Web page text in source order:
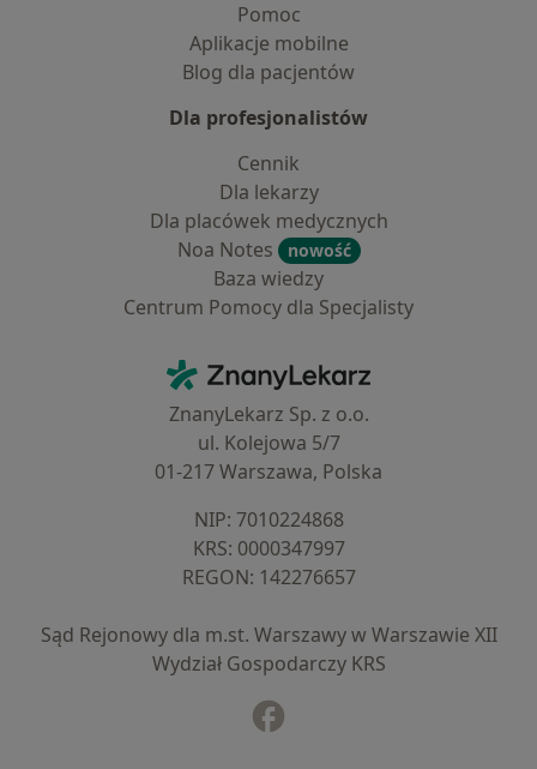
Pomoc
Aplikacje mobilne
Blog dla pacjentów
Dla profesjonalistów
Cennik
Dla lekarzy
Dla placówek medycznych
Noa Notes
nowość
Baza wiedzy
Centrum Pomocy dla Specjalisty
ZnanyLekarz - Strona główna
ZnanyLekarz Sp. z o.o.
ul. Kolejowa 5/7
01-217 Warszawa, Polska
NIP: ⁠7010224868
KRS: ⁠0000347997
REGON: ⁠142276657
Sąd Rejonowy dla m.st. Warszawy w Warszawie XII
Wydział Gospodarczy KRS